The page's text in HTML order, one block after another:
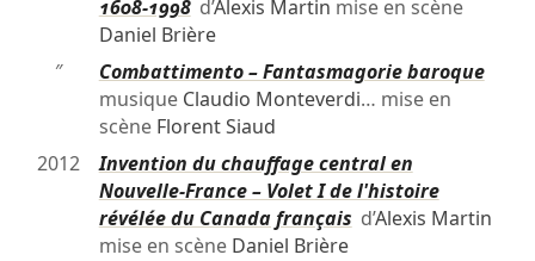
1608-1998d’Alexis Martin mise en scène
Daniel Brière
″
Combattimento – Fantasmagorie baroque
musique Claudio Monteverdi… mise en
scène Florent Siaud
2012
Invention du chauffage central en
Nouvelle-France – Volet I de l'histoire
révélée du Canada français d’Alexis Martin
mise en scène Daniel Brière